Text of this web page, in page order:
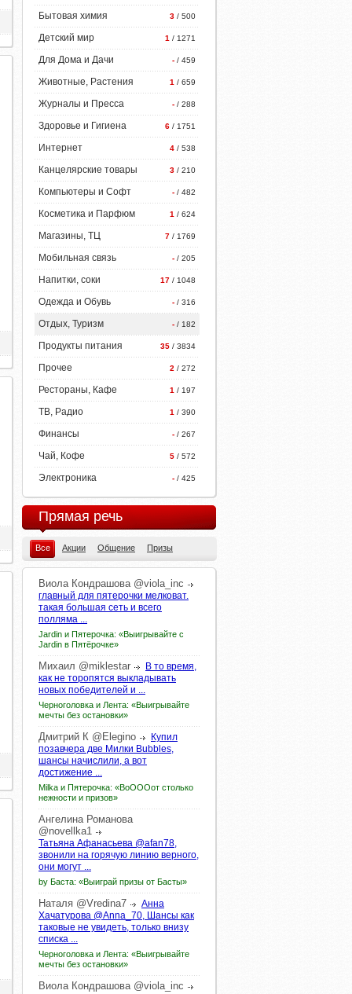
3 / 500
Бытовая химия
1 / 1271
Детский мир
- / 459
Для Дома и Дачи
1 / 659
Животные, Растения
- / 288
Журналы и Пресса
6 / 1751
Здоровье и Гигиена
4 / 538
Интернет
3 / 210
Канцелярские товары
- / 482
Компьютеры и Софт
1 / 624
Косметика и Парфюм
7 / 1769
Магазины, ТЦ
- / 205
Мобильная связь
17 / 1048
Напитки, соки
- / 316
Одежда и Обувь
- / 182
Отдых, Туризм
35 / 3834
Продукты питания
2 / 272
Прочее
1 / 197
Рестораны, Кафе
1 / 390
ТВ, Радио
- / 267
Финансы
5 / 572
Чай, Кофе
- / 425
Электроника
Прямая речь
Все Акции Общение Призы
Виола Кондрашова @viola_inc
главный для пятерочки мелковат.
такая большая сеть и всего
полляма ...
Jardin и Пятерочка: «Выигрывайте с
Jardin в Пятёрочке»
Михаил @miklestar
В то время,
как не торопятся выкладывать
новых победителей и ...
Черноголовка и Лента: «Выигрывайте
мечты без остановки»
Дмитрий К @Elegino
Купил
позавчера две Милки Bubbles,
шансы начислили, а вот
достижение ...
Milka и Пятерочка: «ВоОООот столько
нежности и призов»
Ангелина Романова
@novellka1
Татьяна Афанасьева @afan78,
звонили на горячую линию верного,
они могут ...
by Баста: «Выиграй призы от Басты»
Наталя @Vredina7
Анна
Хачатурова @Anna_70, Шансы как
таковые не увидеть, только внизу
списка ...
Черноголовка и Лента: «Выигрывайте
мечты без остановки»
Виола Кондрашова @viola_inc